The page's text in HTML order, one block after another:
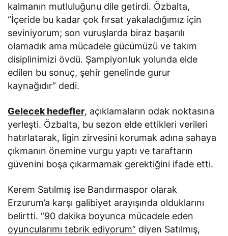
kalmanın mutluluğunu dile getirdi. Özbalta,
“İçeride bu kadar çok fırsat yakaladığımız için
seviniyorum; son vuruşlarda biraz başarılı
olamadık ama mücadele gücümüzü ve takım
disiplinimizi övdü. Şampiyonluk yolunda elde
edilen bu sonuç, şehir genelinde gurur
kaynağıdır” dedi.
Gelecek hedefler, açıklamaların odak noktasına
yerleşti. Özbalta, bu sezon elde ettikleri verileri
hatırlatarak, ligin zirvesini korumak adına sahaya
çıkmanın önemine vurgu yaptı ve taraftarın
güvenini boşa çıkarmamak gerektiğini ifade etti.
Kerem Satılmış ise Bandırmaspor olarak
Erzurum’a karşı galibiyet arayışında olduklarını
belirtti.“90 dakika boyunca mücadele eden
oyuncularımı tebrik ediyorum” diyen Satılmış,